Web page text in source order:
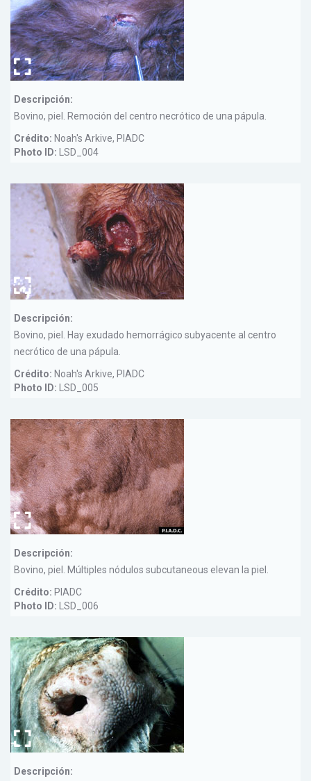
Descripción:
Bovino, piel. Remoción del centro necrótico de una pápula.
Crédito: Noah's Arkive, PIADC
Photo ID:
LSD_004
Descripción:
Bovino, piel. Hay exudado hemorrágico subyacente al centro
necrótico de una pápula.
Crédito: Noah's Arkive, PIADC
Photo ID:
LSD_005
Descripción:
Bovino, piel. Múltiples nódulos subcutaneous elevan la piel.
Crédito: PIADC
Photo ID:
LSD_006
Descripción: